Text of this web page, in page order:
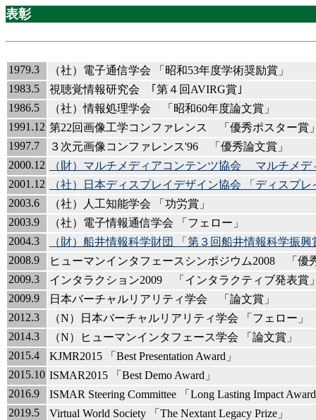
表彰
1979.3
（社）電子通信学会 「昭和53年度学術奨励賞」
1983.5
視聴覚情報研究会 ｢第４回AVIRG賞｣
1986.5
（社）情報処理学会 「昭和60年度論文賞」
1991.12 第22回画像工学コンファレンス 「優秀ポスター賞
1997.7
３次元画像コンファレンス'96 「優秀論文賞」
2000.12
（財）マルチメディアコンテンツ協会 マルチメデ
2001.12
（社）日本ディスプレイデザイン協会 「ディスプ
2003.6
（社）人工知能学会 「功労賞」
2003.9
（社）電子情報通信学会 「フェロー」
2004.3
（財）船井情報科学財団 「第３回船井情報科学振興
2008.9
ヒューマンインタフェースシンポジウム2008 「優
2009.3
インタラクション2009 「インタラクティブ発表賞
2009.9
日本バーチャルリアリティ学会 「論文賞」
2012.3
（N）日本バーチャルリアリティ学会 「フェロー」
2014.3
（N）ヒューマンインタフェース学会 「論文賞」
2015.4
KJMR2015 「Best Presentation Award」
2015.10 ISMAR2015 「Best Demo Award」
2016.9
ISMAR Steering Committee 「Long Lasting Impact
2019.5
Virtual World Society 「The Nextant Legacy Prize」